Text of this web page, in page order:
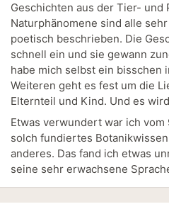
Geschichten aus der Tier- und
Naturphänomene sind alle
poetisch beschrieben. Die
schnell ein und sie gewann
habe mich selbst ein bisschen
Weiteren geht es fest um die
Elternteil und Kind. Und es
Etwas verwundert war ich
solch fundiertes
anderes. Das fand ich etwas
seine sehr erwachsene